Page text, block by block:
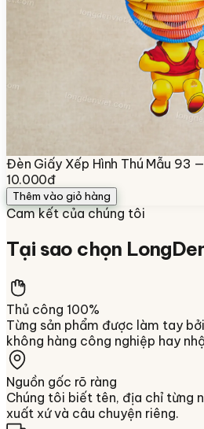
Đèn Giấy Xếp Hình Thú Mẫu 93
10.000đ
Thêm vào giỏ hàng
Cam kết của chúng tôi
Tại sao chọn
Thủ công 100%
Từng sản phẩm được làm tay
không hàng công nghiệp hay
Nguồn gốc rõ ràng
Chúng tôi biết tên, địa chỉ từng
xuất xứ và câu chuyện riêng.